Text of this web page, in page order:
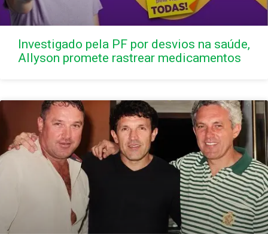
Investigado pela PF por desvios na saúde,
Allyson promete rastrear medicamentos